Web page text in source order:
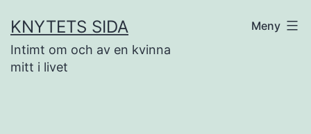
till
innehåll
KNYTETS SIDA
Intimt om och av en kvinna
mitt i livet
Meny